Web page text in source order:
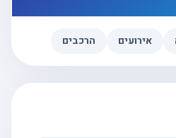
אירועים הרכבים